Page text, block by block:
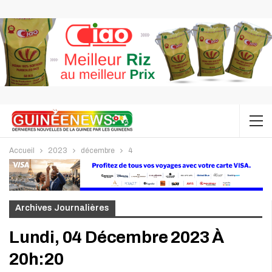
Accueil 2023 décembre 4
Archives Journalières
Lundi, 04 Décembre 2023 À
20h:20